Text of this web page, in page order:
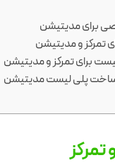
برای مدیتیشن
تمرکز و مدیتیشن
برای تمرکز و مدیتیشن
ساخت پلی لیست مدیتیشن
تمرکز